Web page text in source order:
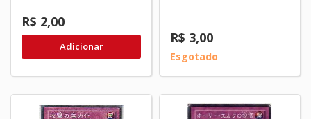
R$ 2,00
Adicionar
R$ 3,00
Esgotado